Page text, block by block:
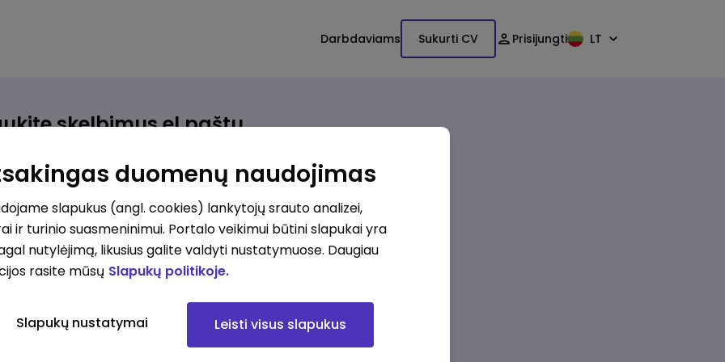
Darbdaviams Sukurti CV Prisijungti LT
skelbimus el.paštu
atsiras, iš karto gausite jį el. paštu.
ieškote darbo?*
Pridėti naują
Kokios srities darbo pasiūlymai jus domina?
Pridėti naują
duomenų naudojimas
slapukus (angl. cookies) lankytojų srauto analizei,
ir turinio suasmeninimui. Portalo veikimui būtini slapukai yra
nutylėjimą, likusius galite valdyti nustatymuose. Daugiau
rasite mūsų Slapukų politikoje.
Slapukų nustatymai Leisti visus slapukus